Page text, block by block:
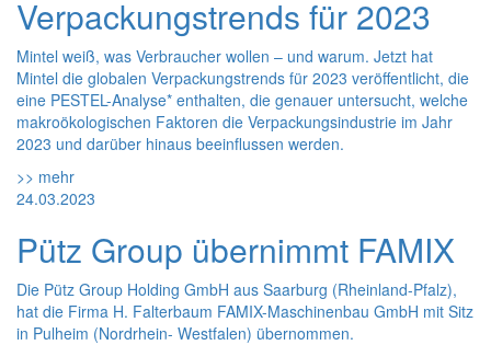
Verpackungstrends für 2023
Mintel weiß, was Verbraucher wollen – und warum. Jetzt hat
Mintel die globalen Verpackungstrends für 2023 veröffentlicht, die
eine PESTEL-Analyse* enthalten, die genauer untersucht, welche
makroökologischen Faktoren die Verpackungsindustrie im Jahr
2023 und darüber hinaus beeinflussen werden.
>> mehr
24.03.2023
Pütz Group übernimmt FAMIX
Die Pütz Group Holding GmbH aus Saarburg (Rheinland-Pfalz),
hat die Firma H. Falterbaum FAMIX-Maschinenbau GmbH mit Sitz
in Pulheim (Nordrhein- Westfalen) übernommen.